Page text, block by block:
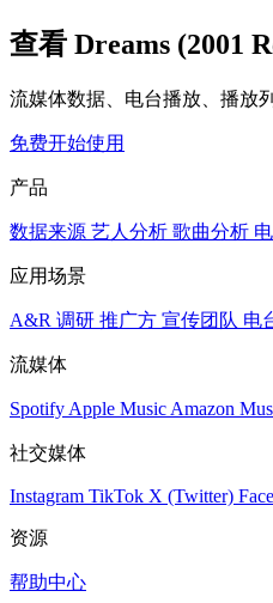
查看 Dreams (2001
流媒体数据、电台播放、播放
免费开始使用
产品
数据来源 艺人分析 歌曲分析
应用场景
A&R 调研 推广方 宣传团队 电
流媒体
Spotify Apple Music Amazon
社交媒体
Instagram TikTok X (Twitter)
资源
帮助中心